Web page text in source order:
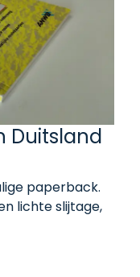
Duitsland
paperback.
lichte slijtage,